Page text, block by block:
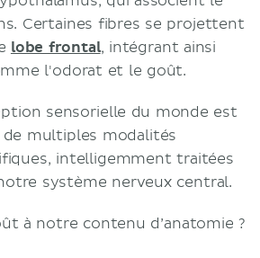
Certaines fibres se projettent
lobe frontal, intégrant ainsi
l'odorat et le goût.
sensorielle du monde est
multiples modalités
intelligemment traitées
système nerveux central.
à notre contenu d’anatomie ?